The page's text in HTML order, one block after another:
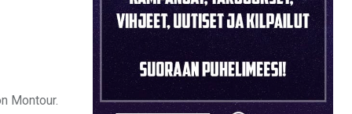
Montour.